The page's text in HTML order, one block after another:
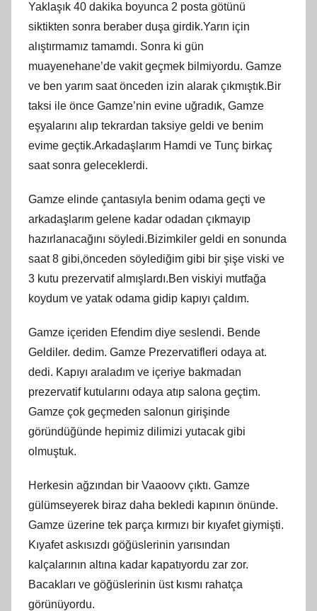
Yaklaşık 40 dakika boyunca 2 posta götünü
siktikten sonra beraber duşa girdik.Yarın için
alıştırmamız tamamdı. Sonra ki gün
muayenehane’de vakit geçmek bilmiyordu. Gamze
ve ben yarım saat önceden izin alarak çıkmıştık.Bir
taksi ile önce Gamze’nin evine uğradık, Gamze
eşyalarını alıp tekrardan taksiye geldi ve benim
evime geçtik.Arkadaşlarım Hamdi ve Tunç birkaç
saat sonra geleceklerdi.
Gamze elinde çantasıyla benim odama geçti ve
arkadaşlarım gelene kadar odadan çıkmayıp
hazırlanacağını söyledi.Bizimkiler geldi en sonunda
saat 8 gibi,önceden söylediğim gibi bir şişe viski ve
3 kutu prezervatif almışlardı.Ben viskiyi mutfağa
koydum ve yatak odama gidip kapıyı çaldım.
Gamze içeriden Efendim diye seslendi. Bende
Geldiler. dedim. Gamze Prezervatifleri odaya at.
dedi. Kapıyı araladım ve içeriye bakmadan
prezervatif kutularını odaya atıp salona geçtim.
Gamze çok geçmeden salonun girişinde
göründüğünde hepimiz dilimizi yutacak gibi
olmuştuk.
Herkesin ağzından bir Vaaoovv çıktı. Gamze
gülümseyerek biraz daha bekledi kapının önünde.
Gamze üzerine tek parça kırmızı bir kıyafet giymişti.
Kıyafet askısızdı göğüslerinin yarısından
kalçalarının altına kadar kapatıyordu zar zor.
Bacakları ve göğüslerinin üst kısmı rahatça
görünüyordu.